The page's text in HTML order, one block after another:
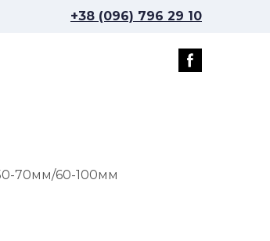
+38 (096) 796 29 10
70мм/60-100мм